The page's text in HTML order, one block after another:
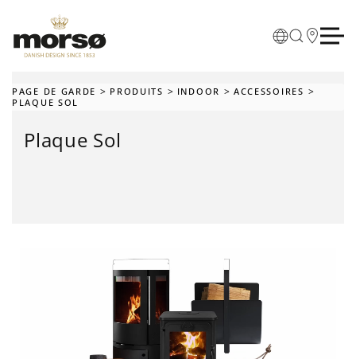
Skip to main content
PAGE DE GARDE PRODUITS INDOOR
ACCESSOIRES
PLAQUE SOL
Plaque Sol